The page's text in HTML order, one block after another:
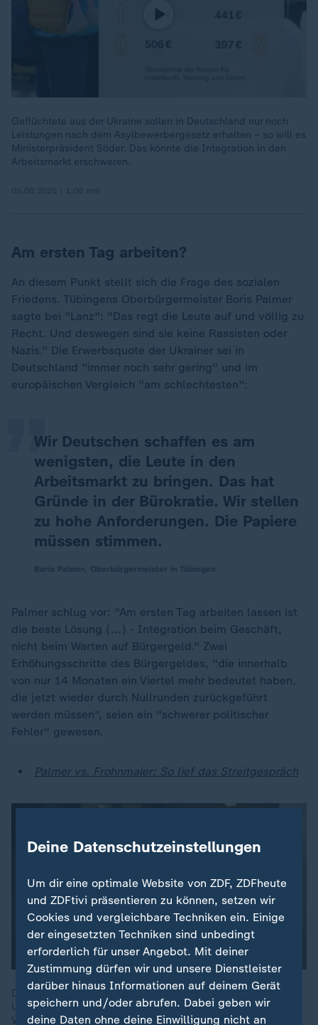
Geflüchtete aus der Ukraine sollen in Deutschland nur noch
Leistungen nach dem Asylbewerbergesetz erhalten – so will es
Ministerpräsident Söder. Das könnte die Integration in den
Arbeitsmarkt erschweren.
Am ersten Tag arbeiten?
An diesem Punkt stellt sich die Frage des sozialen
Friedens. Tübingens Oberbürgermeister Boris Palmer
sagte bei "Lanz": "Das regt die Leute auf und völlig zu
Recht. Und deswegen sind sie keine Rassisten oder
Nazis." Die Erwerbsquote der Ukrainer sei in
Deutschland "immer noch sehr gering" und im
europäischen Vergleich "am schlechtesten":
Wir Deutschen schaffen es am
wenigsten, die Leute in den
Arbeitsmarkt zu bringen. Das hat
Gründe in der Bürokratie. Wir stellen
zu hohe Anforderungen. Die Papiere
müssen stimmen.
„
Palmer schlug vor: "Am ersten Tag arbeiten lassen ist
die beste Lösung (...) - Integration beim Geschäft,
nicht beim Warten auf Bürgergeld." Zwei
Erhöhungsschritte des Bürgergeldes, "die innerhalb
von nur 14 Monaten ein Viertel mehr bedeutet haben,
die jetzt wieder durch Nullrunden zurückgeführt
werden müssen", seien ein "schwerer politischer
Fehler" gewesen.
Palmer vs. Frohnmaier: So lief das Streitgespräch
Den in der Diskussion stehenden Bürgergeld-Status der
Ukrainer habe man im Koalitionsvertrag "klar festgelegt".
Verträge müssten "eingehalten werden", so Bremens
Deine Datenschutzeinstellungen
Um dir eine optimale Website von ZDF, ZDFheute
und ZDFtivi präsentieren zu können, setzen wir
Cookies und vergleichbare Techniken ein. Einige
der eingesetzten Techniken sind unbedingt
erforderlich für unser Angebot. Mit deiner
Zustimmung dürfen wir und unsere Dienstleister
darüber hinaus Informationen auf deinem Gerät
speichern und/oder abrufen. Dabei geben wir
deine Daten ohne deine Einwilligung nicht an